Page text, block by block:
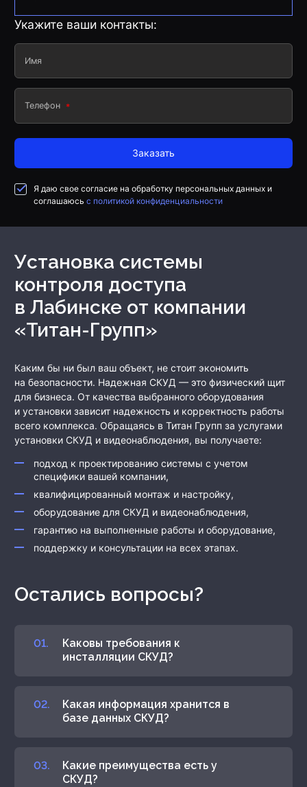
Укажите ваши контакты:
Имя
Телефон
Заказать
Я даю свое согласие на обработку персональных данных и
соглашаюсь с политикой конфиденциальности
Установка системы
контроля доступа
в Лабинске от компании
«Титан-Групп»
Каким бы ни был ваш объект, не стоит экономить
на безопасности. Надежная СКУД — это физический щит
для бизнеса. От качества выбранного оборудования
и установки зависит надежность и корректность работы
всего комплекса. Обращаясь в Титан Групп за услугами
установки СКУД и видеонаблюдения, вы получаете:
подход к проектированию системы с учетом
специфики вашей компании,
квалифицированный монтаж и настройку,
оборудование для СКУД и видеонаблюдения,
гарантию на выполненные работы и оборудование,
поддержку и консультации на всех этапах.
Остались вопросы?
Каковы требования к
инсталляции СКУД?
Какая информация хранится в
базе данных СКУД?
Какие преимущества есть у
СКУД?